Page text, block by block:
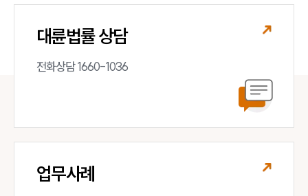
대륜법률 상담
전화상담 1660-1036
업무사례